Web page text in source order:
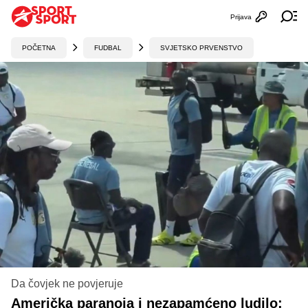
Otvori
Prijava
POČETNA FUDBAL SVJETSKO PRVENSTVO
Da čovjek ne povjeruje
Američka paranoja i nezapamćeno ludilo: